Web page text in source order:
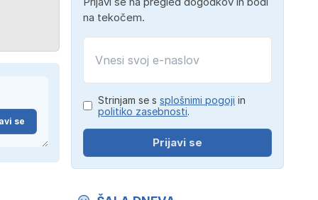
se
na tekočem.
Strinjam se s splošnimi pogoji in
politiko zasebnosti.
Prijavi se